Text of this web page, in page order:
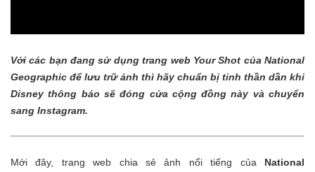
Với các bạn đang sử dụng trang web Your Shot của National
Geographic để lưu trữ ảnh thì hãy chuẩn bị tinh thần dần khi
Disney thông báo sẽ đóng cửa cộng đồng này và chuyển
sang Instagram.
Mới đây, trang web chia sẻ ảnh nổi tiếng của National